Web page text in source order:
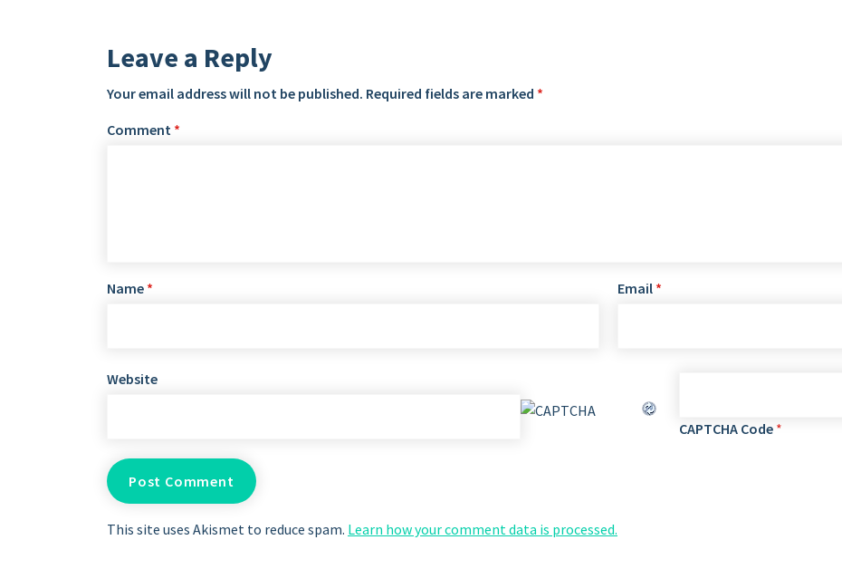
Leave a Reply
Your email address will not be published. Required fields are marked *
Comment *
Name * Email *
Website
CAPTCHA Code*
This site uses Akismet to reduce spam. Learn how your comment data is processed.